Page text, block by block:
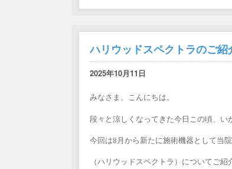
ハリウッドスペクトラのご紹
2025年10月11日
みなさま、こんにちは。
段々と涼しくなってきた今日この頃、い
今回は8月から新たに施術機器として当
（ハリウッドスペクトラ）についてご紹